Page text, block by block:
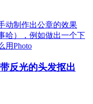
动制作出公章的效果
哈），例如做出一个下
用Photo
反光的头发抠出